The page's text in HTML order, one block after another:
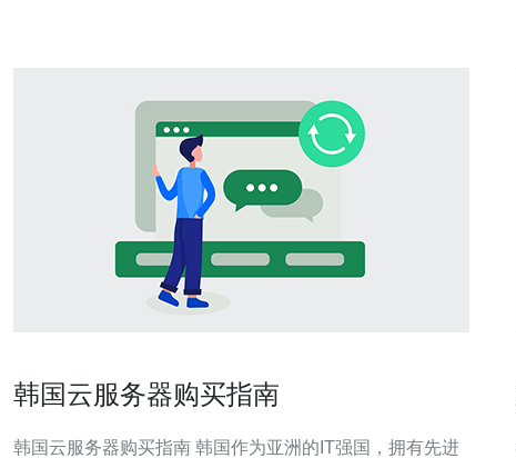
韩国云服务器购买指南
韩国云服务器购买指南 韩国作为亚洲的IT强国，拥有先进